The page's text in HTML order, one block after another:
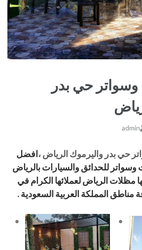
حي بدر
admin
حي بدر واليرموك الرياض،افضل
للحدائق والسيارات بالرياض
مظلات الرياض لعملائها الكرام في
مناطق المملكة العربية السعودية .